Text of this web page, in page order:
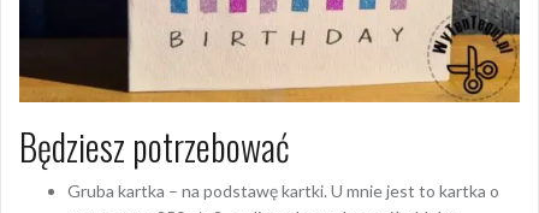
Będziesz potrzebować
Gruba kartka – na podstawę kartki. U mnie jest to kartka o